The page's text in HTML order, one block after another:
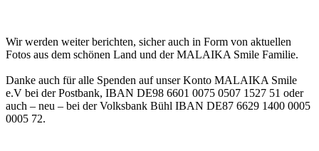
Wir werden weiter berichten, sicher auch in Form von aktuellen
Fotos aus dem schönen Land und der MALAIKA Smile Familie.
Danke auch für alle Spenden auf unser Konto MALAIKA Smile
e.V bei der Postbank, IBAN DE98 6601 0075 0507 1527 51 oder
auch – neu – bei der Volksbank Bühl IBAN DE87 6629 1400 0005
0005 72.